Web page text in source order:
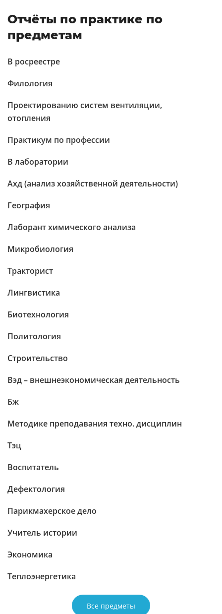
Отчёты по практике по
предметам
В росреестре
Филология
Проектированию систем вентиляции,
отопления
Практикум по профессии
В лаборатории
Ахд (анализ хозяйственной деятельности)
География
Лаборант химического анализа
Микробиология
Тракторист
Лингвистика
Биотехнология
Политология
Строительство
Вэд – внешнеэкономическая деятельность
Бж
Методике преподавания техно. дисциплин
Тэц
Воспитатель
Дефектология
Парикмахерское дело
Учитель истории
Экономика
Теплоэнергетика
Все предметы